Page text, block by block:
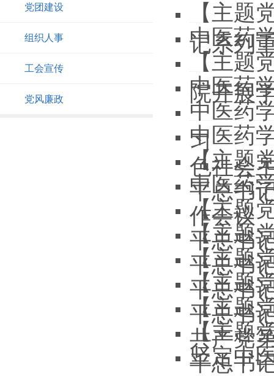
党团建设
组织人事
工会宣传
党风廉政
【主题
记系列
中医药
【主题
院开展
中医药
中医药
习
中医药
色社会
【主题
平总书
中医药
作会议
【主题
平总书
【主题
平总书
【主题
平总书
【主题
平总书
【主题
共产党
【主题
平总书
坚定中